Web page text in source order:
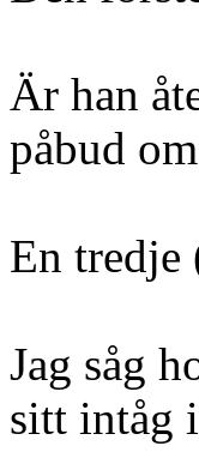
Är han
påbud
En tredje
Jag såg
sitt intåg